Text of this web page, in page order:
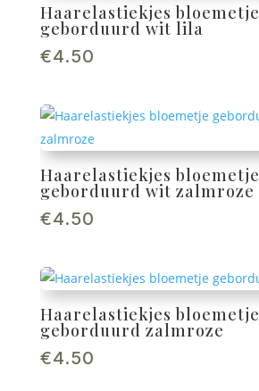
Haarelastiekjes bloemetje
geborduurd wit lila
€4.50
Haarelastiekjes bloemetje
geborduurd wit zalmroze
€4.50
Haarelastiekjes bloemetje
geborduurd zalmroze
€4.50